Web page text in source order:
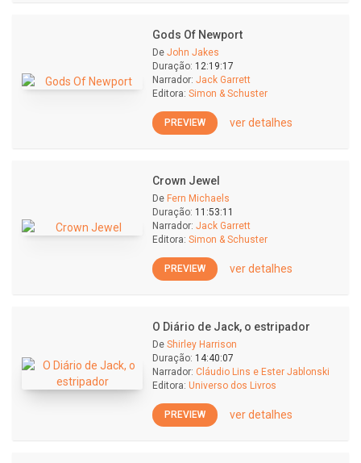
Gods Of Newport
De John Jakes
Duração: 12:19:17
Narrador: Jack Garrett
Editora: Simon & Schuster
PREVIEW ver detalhes
Crown Jewel
De Fern Michaels
Duração: 11:53:11
Narrador: Jack Garrett
Editora: Simon & Schuster
PREVIEW ver detalhes
O Diário de Jack, o estripador
De Shirley Harrison
Duração: 14:40:07
Narrador: Cláudio Lins e Ester Jablonski
Editora: Universo dos Livros
PREVIEW ver detalhes